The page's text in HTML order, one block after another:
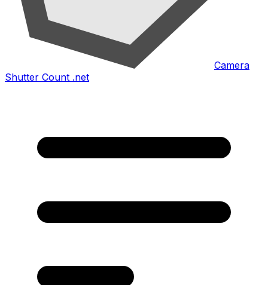
Camera
Shutter Count .net